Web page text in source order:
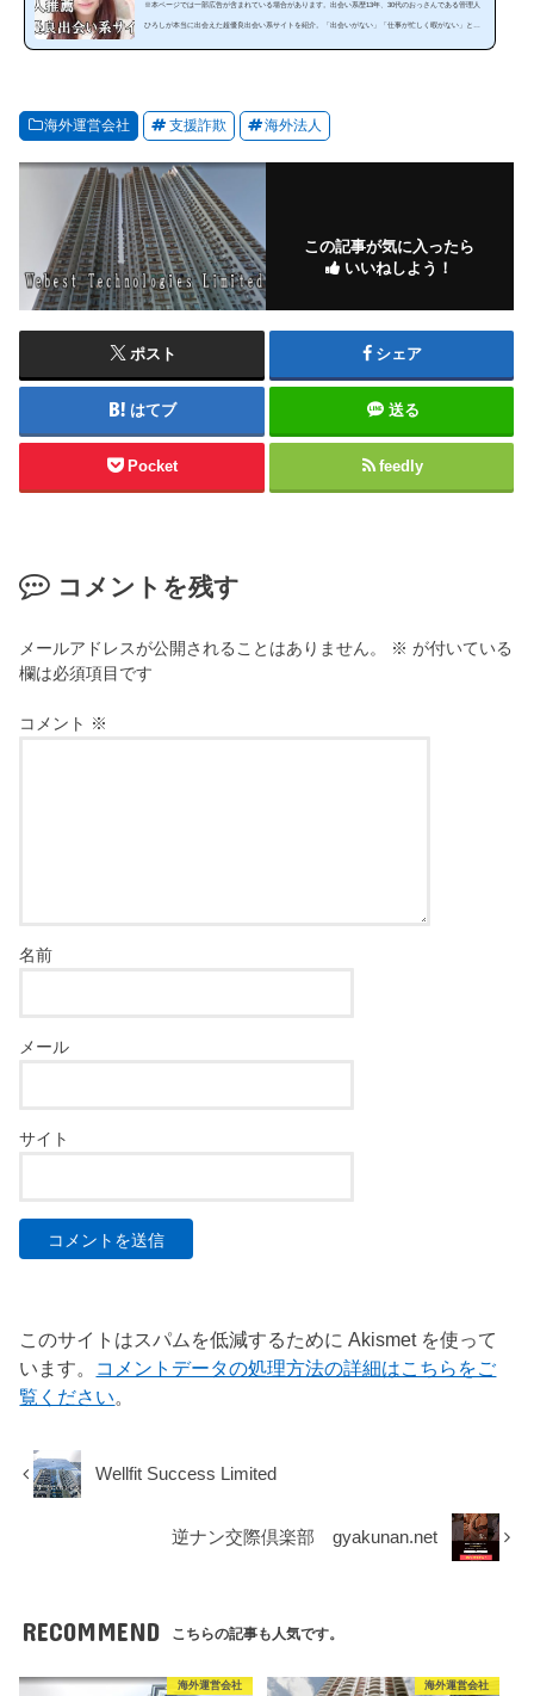
※本ページでは一部広告が含まれている場合があります。出会い系歴13年、30代のおっさんである管理人
ひろしが本当に出会えた超優良出会い系サイトを紹介。「出会いがない」「仕事が忙しく暇がない」とい
海外運営会社 支援詐欺 海外法人
この記事が気に入ったら
いいねしよう！
ポスト シェア
はてブ 送る
Pocket feedly
コメントを残す
メールアドレスが公開されることはありません。 ※ が付いている
欄は必須項目です
コメント ※
名前
メール
サイト
このサイトはスパムを低減するために Akismet を使って
います。 コメントデータの処理方法の詳細はこちらをご
覧ください。
Wellfit Success Limited
逆ナン交際倶楽部 gyakunan.net
RECOMMEND こちらの記事も人気です。
海外運営会社 海外運営会社